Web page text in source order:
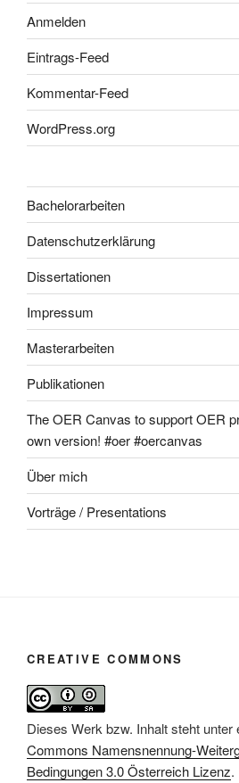
Anmelden
Eintrags-Feed
Kommentar-Feed
WordPress.org
Bachelorarbeiten
Datenschutzerklärung
Dissertationen
Impressum
Masterarbeiten
Publikationen
The OER Canvas to support OER
own version! #oer #oercanvas
Über mich
Vorträge / Presentations
CREATIVE COMMONS
Dieses Werk bzw. Inhalt steht unter
Commons Namensnennung-
Bedingungen 3.0 Österreich Lizenz.